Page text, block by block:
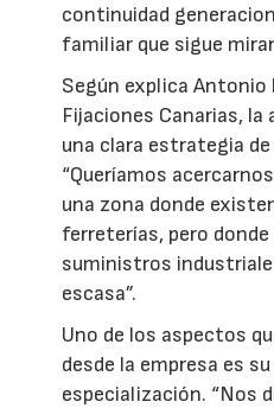
continuidad
familiar que sigue
Según explica Antonio
Fijaciones Canarias, la
una clara estrategia
“Queríamos
una zona donde
ferreterías, pero donde
suministros
escasa”.
Uno de los aspectos
desde la empresa es
especialización. “Nos